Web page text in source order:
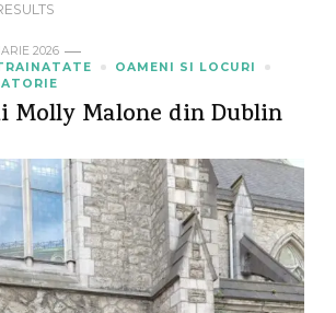
2026
OAMENI SI LOCURI
Molly Malone din Dublin